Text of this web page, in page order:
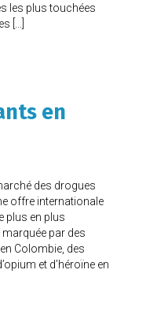
les plus touchées
[…]
en
des drogues
offre internationale
plus en plus
marquée par des
Colombie, des
et d’héroïne en